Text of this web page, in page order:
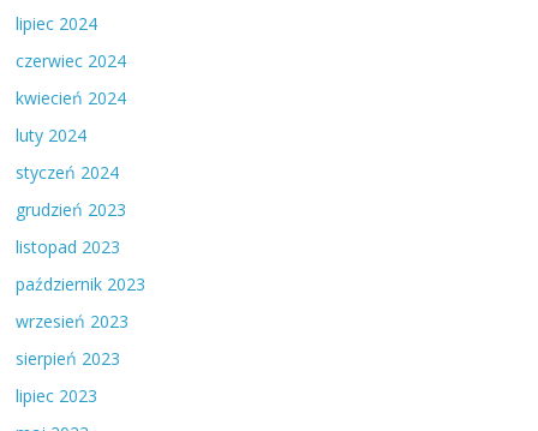
lipiec 2024
czerwiec 2024
kwiecień 2024
luty 2024
styczeń 2024
grudzień 2023
listopad 2023
październik 2023
wrzesień 2023
sierpień 2023
lipiec 2023